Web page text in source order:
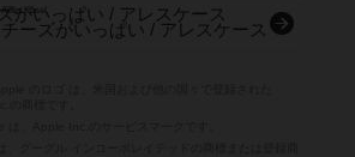
Alles Käse!
チーズがいっぱい / アレスケース